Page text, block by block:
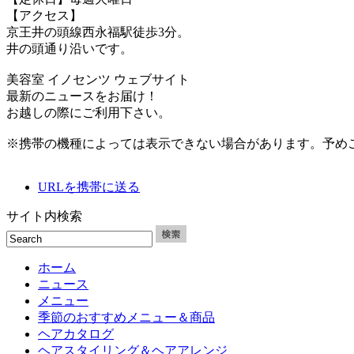
【アクセス】
京王井の頭線西永福駅徒歩3分。
井の頭通り沿いです。
美容室 イノセンツ ウェブサイト
最新のニュースをお届け！
お越しの際にご利用下さい。
※携帯の機種によっては表示できない場合があります。予め
URLを携帯に送る
サイト内検索
ホーム
ニュース
メニュー
季節のおすすめメニュー＆商品
ヘアカタログ
ヘアスタイリング＆ヘアアレンジ